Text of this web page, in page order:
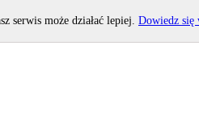
serwis może działać lepiej. Dowiedz się